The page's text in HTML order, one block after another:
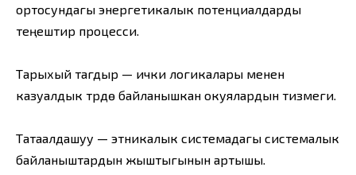
ортосундагы энергетикалык потенциалдарды
теңештирүү процесси.
Тарыхый тагдыр — ички логикалары менен
казуалдык түрдө байланышкан окуялардын тизмеги.
Татаалдашуу — этникалык системадагы системалык
байланыштардын жыштыгынын артышы.